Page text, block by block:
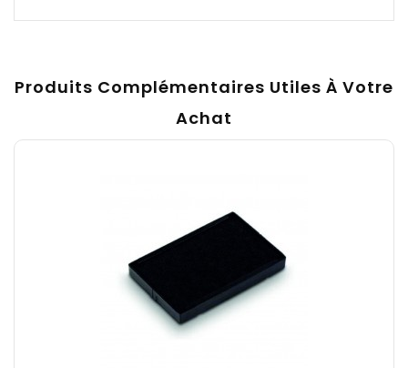
Produits Complémentaires Utiles À Votre
Achat